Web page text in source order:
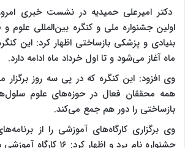
دکتر امیرعلی حمیدیه در نشست خبری امروز
اولین جشنواره ملی و کنگره بین‌المللی علوم
ماه آغاز می‌شود و تا اول خرداد ماه ادامه دارد.
وی افزود: این کنگره که در پی سه روز برگزار
همه محققان فعال در حوزه‌های علوم
بازساختی را دور هم جمع می‌کند.
وی برگزاری کارگاه‌های آموزشی را از
جشنواره نام برد و اظهار